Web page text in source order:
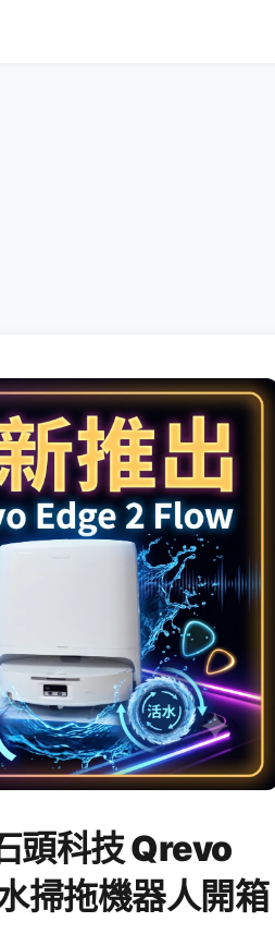
頭科技 Qrevo
掃拖機器人開箱